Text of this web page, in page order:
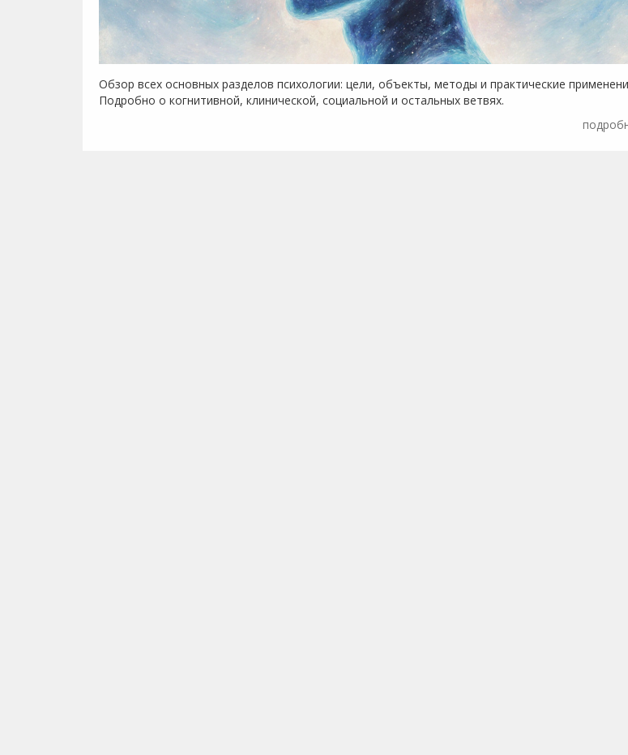
Обзор всех основных разделов психологии: цели, объекты, методы и практические
Подробно о когнитивной, клинической, социальной и остальных ветвях.